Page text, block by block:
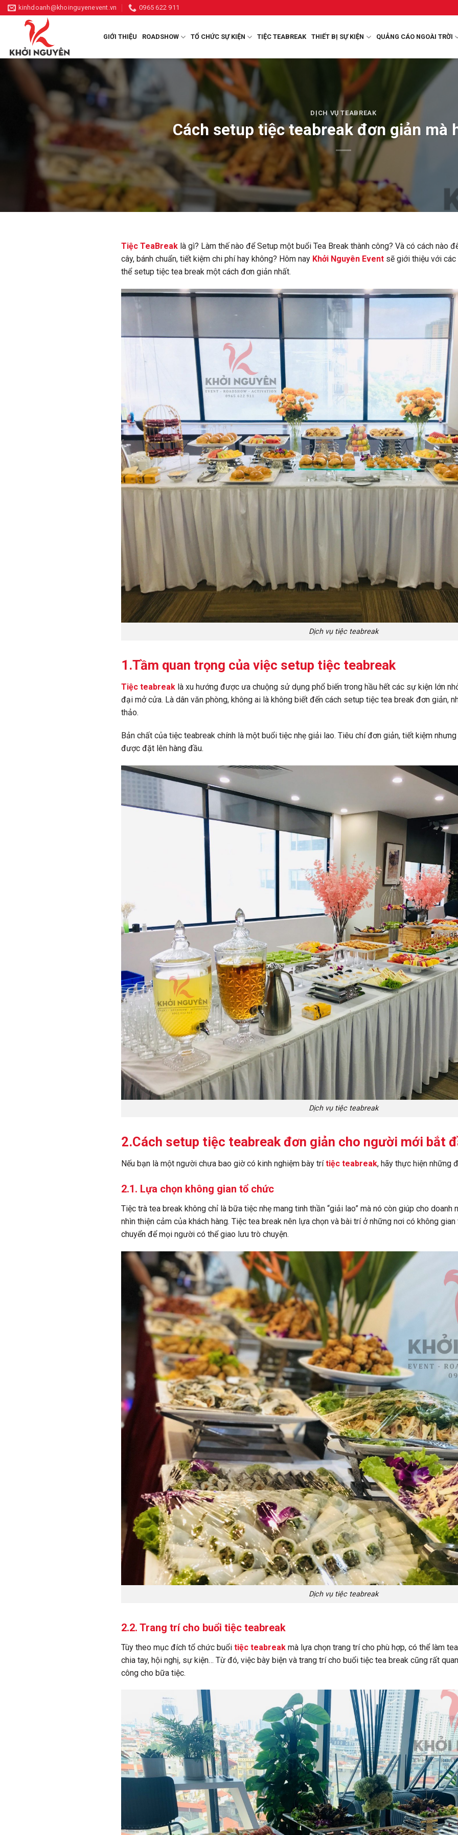
Skip
to
kinhdoanh@khoinguyenevent.vn 0965 622 911
GIỚI THIỆU ROADSHOW TỔ CHỨC SỰ KIỆN TIỆC TEABREAK THIẾT BỊ SỰ KIỆN QUẢNG CÁO NGOÀI TRỜI
DỊCH VỤ TEABREAK
Cách setup tiệc teabreak đơn giản mà
Tiệc TeaBreak là gì? Làm thế nào để Setup một buổi Tea Break thành công? Và có cách nào
cây, bánh chuẩn, tiết kiệm chi phí hay không? Hôm nay Khởi Nguyên Event sẽ giới thiệu với
thể setup tiệc tea break một cách đơn giản nhất.
Dịch vụ tiệc teabreak
1.Tầm quan trọng của việc setup tiệc teabreak
Tiệc teabreak là xu hướng được ưa chuộng sử dụng phổ biến trong hầu hết các sự kiện lớn
đại mở cửa. Là dân văn phòng, không ai là không biết đến cách setup tiệc tea break đơn giản,
thảo.
Bản chất của tiệc teabreak chính là một buổi tiệc nhẹ giải lao. Tiêu chí đơn giản, tiết kiệm
được đặt lên hàng đầu.
Dịch vụ tiệc teabreak
2.Cách setup tiệc teabreak đơn giản cho người mới bắt
Nếu bạn là một người chưa bao giờ có kinh nghiệm bày trítiệc teabreak, hãy thực hiện những
2.1. Lựa chọn không gian tổ chức
Tiệc trà tea break không chỉ là bữa tiệc nhẹ mang tinh thần “giải lao” mà nó còn giúp cho
nhìn thiện cảm của khách hàng. Tiệc tea break nên lựa chọn và bài trí ở những nơi có không
chuyển để mọi người có thể giao lưu trò chuyện.
Dịch vụ tiệc teabreak
2.2. Trang trí cho buổi tiệc teabreak
Tùy theo mục đích tổ chức buổi tiệc teabreak mà lựa chọn trang trí cho phù hợp, có thể làm
chia tay, hội nghị, sự kiện… Từ đó, việc bày biện và trang trí cho buổi tiệc tea break cũng rất
công cho bữa tiệc.